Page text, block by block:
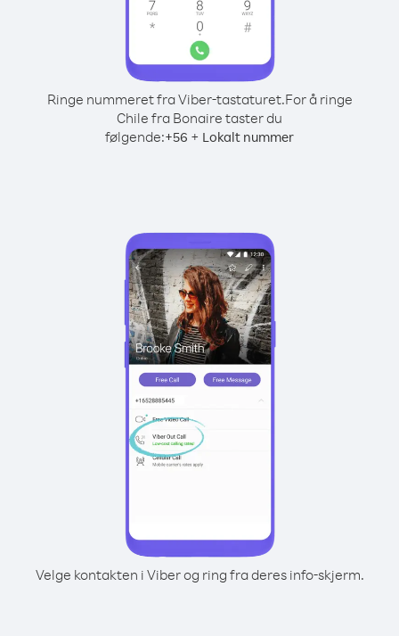
Ringe nummeret fra Viber-tastaturet.For å ringe
Chile fra Bonaire taster du
følgende:+56 + Lokalt nummer
Velge kontakten i Viber og ring fra deres info-skjerm.